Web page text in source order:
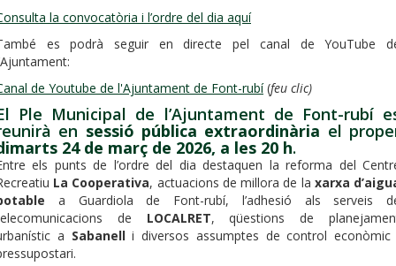
la convocatòria i l’ordre del dia aquí
es podrà seguir en directe pel canal de YouTube
de Youtube de l'Ajuntament de Font-rubí(feu clic)
Ple Municipal de l’Ajuntament de Font-rubí
en sessió pública extraordinària el
24 de març de 2026, a les 20 h.
els punts de l’ordre del dia destaquen la reforma del
La Cooperativa, actuacions de millora de la xarxa
a Guardiola de Font-rubí, l’adhesió als serveis
de LOCALRET, qüestions de
a Sabanelli diversos assumptes de control econòmic